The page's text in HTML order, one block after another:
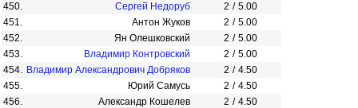
450.
Сергей Недоруб 2 / 5.00
451.
Антон Жуков 2 / 5.00
452.
Ян Олешковский 2 / 5.00
453.
Владимир Контровский 2 / 5.00
454. Владимир Александрович Добряков 2 / 4.50
455.
Юрий Самусь 2 / 4.50
456.
Александр Кошелев 2 / 4.50